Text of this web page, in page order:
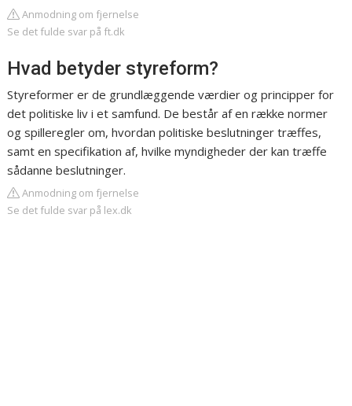
Anmodning om fjernelse
Se det fulde svar på ft.dk
Hvad betyder styreform?
Styreformer er de grundlæggende værdier og principper for
det politiske liv i et samfund. De består af en række normer
og spilleregler om, hvordan politiske beslutninger træffes,
samt en specifikation af, hvilke myndigheder der kan træffe
sådanne beslutninger.
Anmodning om fjernelse
Se det fulde svar på lex.dk